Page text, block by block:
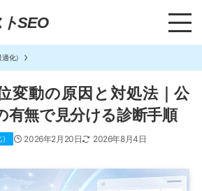
SEO
TOP
化）
変動の原因と対処法｜公
有無で見分ける診断手順
2026年2月20日 2026年8月4日